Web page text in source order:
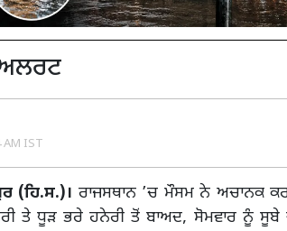
AM IST
(ਹਿ.ਸ.)। ਰਾਜਸਥਾਨ ’ਚ ਮੌਸਮ ਨੇ ਅਚਾਨਕ
ਤੇ ਧੂੜ ਭਰੇ ਹਨੇਰੀ ਤੋਂ ਬਾਅਦ, ਸੋਮਵਾਰ ਨੂੰ